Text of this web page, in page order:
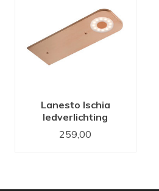
Lanesto Ischia
ledverlichting
Copper met
wanddimmer
259,00